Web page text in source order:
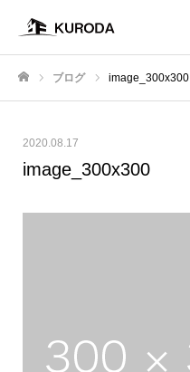
ブログ image_300x300
2020.08.17
image_300x300